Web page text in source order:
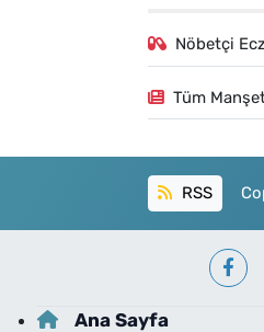
Nöbetçi
Tüm
RSS
Ana Sayfa